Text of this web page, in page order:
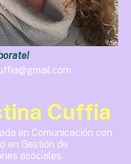
Cuffia
en Comunicación con
en Gestión de
asóciales.